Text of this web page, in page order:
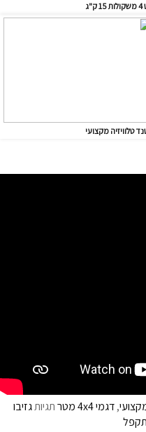
ק"ג
טלוויזיה מקצועי
,דגמי 4x4 מטר תגיותגזיבו